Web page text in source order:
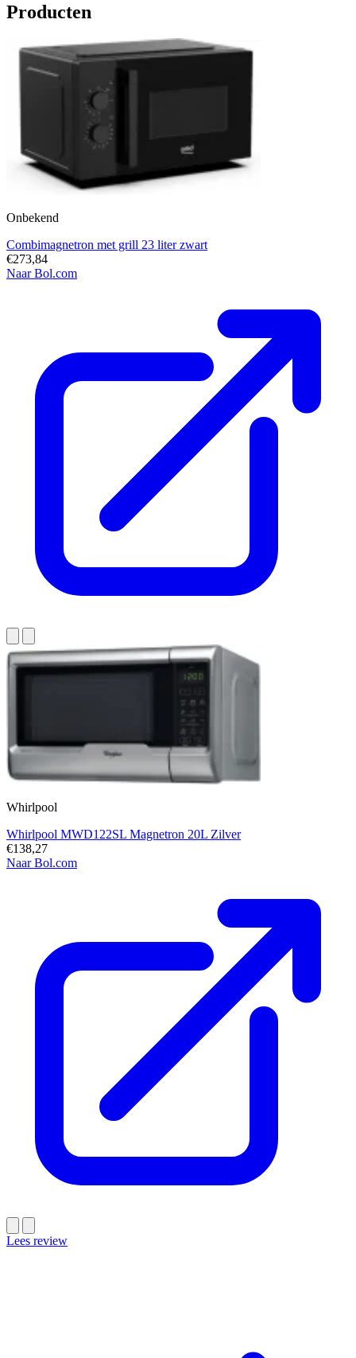
Producten
Onbekend
Combimagnetron met grill 23 liter zwart
€273,84
Naar Bol.com
Whirlpool
Whirlpool MWD122SL Magnetron 20L Zilver
€138,27
Naar Bol.com
Lees review